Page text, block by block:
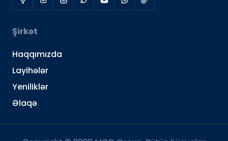
Şirkət
Haqqımızda
Layihələr
Yeniliklər
Əlaqə